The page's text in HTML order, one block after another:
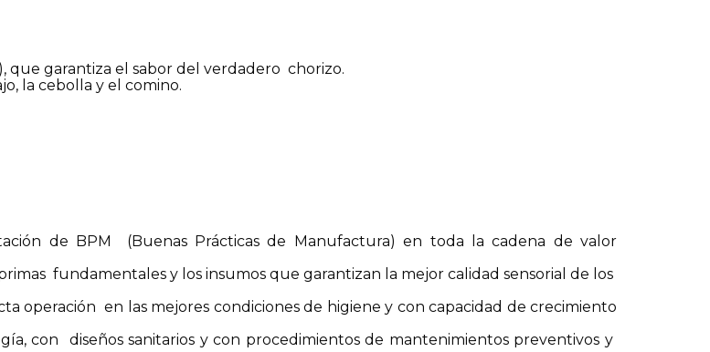
que garantiza el sabor del verdadero chorizo.
la cebolla y el comino.
de BPM
(Buenas Prácticas de Manufactura) en toda la cadena de valor
fundamentales y los insumos que garantizan la mejor calidad sensorial de los
operación en las mejores condiciones de higiene y con capacidad de crecimiento
con
diseños sanitarios y con procedimientos de mantenimientos preventivos y